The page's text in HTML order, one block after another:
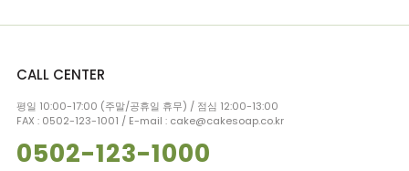
CALL CENTER
평일 10:00-17:00 (주말/공휴일 휴무) / 점심 12:00-13:00
FAX : 0502-123-1001 / E-mail : cake@cakesoap.co.kr
0502-123-1000